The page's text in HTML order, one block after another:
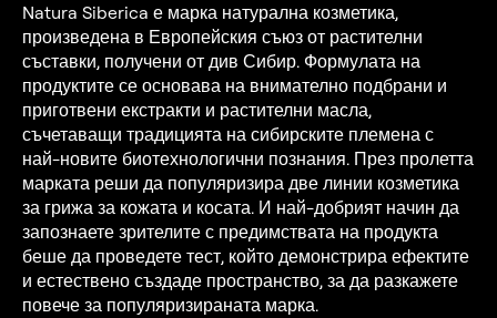
Natura Siberica е марка натурална козметика,
произведена в Европейския съюз от растителни
съставки, получени от див Сибир. Формулата на
продуктите се основава на внимателно подбрани и
приготвени екстракти и растителни масла,
съчетаващи традицията на сибирските племена с
най-новите биотехнологични познания. През пролетта
марката реши да популяризира две линии козметика
за грижа за кожата и косата. И най-добрият начин да
запознаете зрителите с предимствата на продукта
беше да проведете тест, който демонстрира ефектите
и естествено създаде пространство, за да разкажете
повече за популяризираната марка.